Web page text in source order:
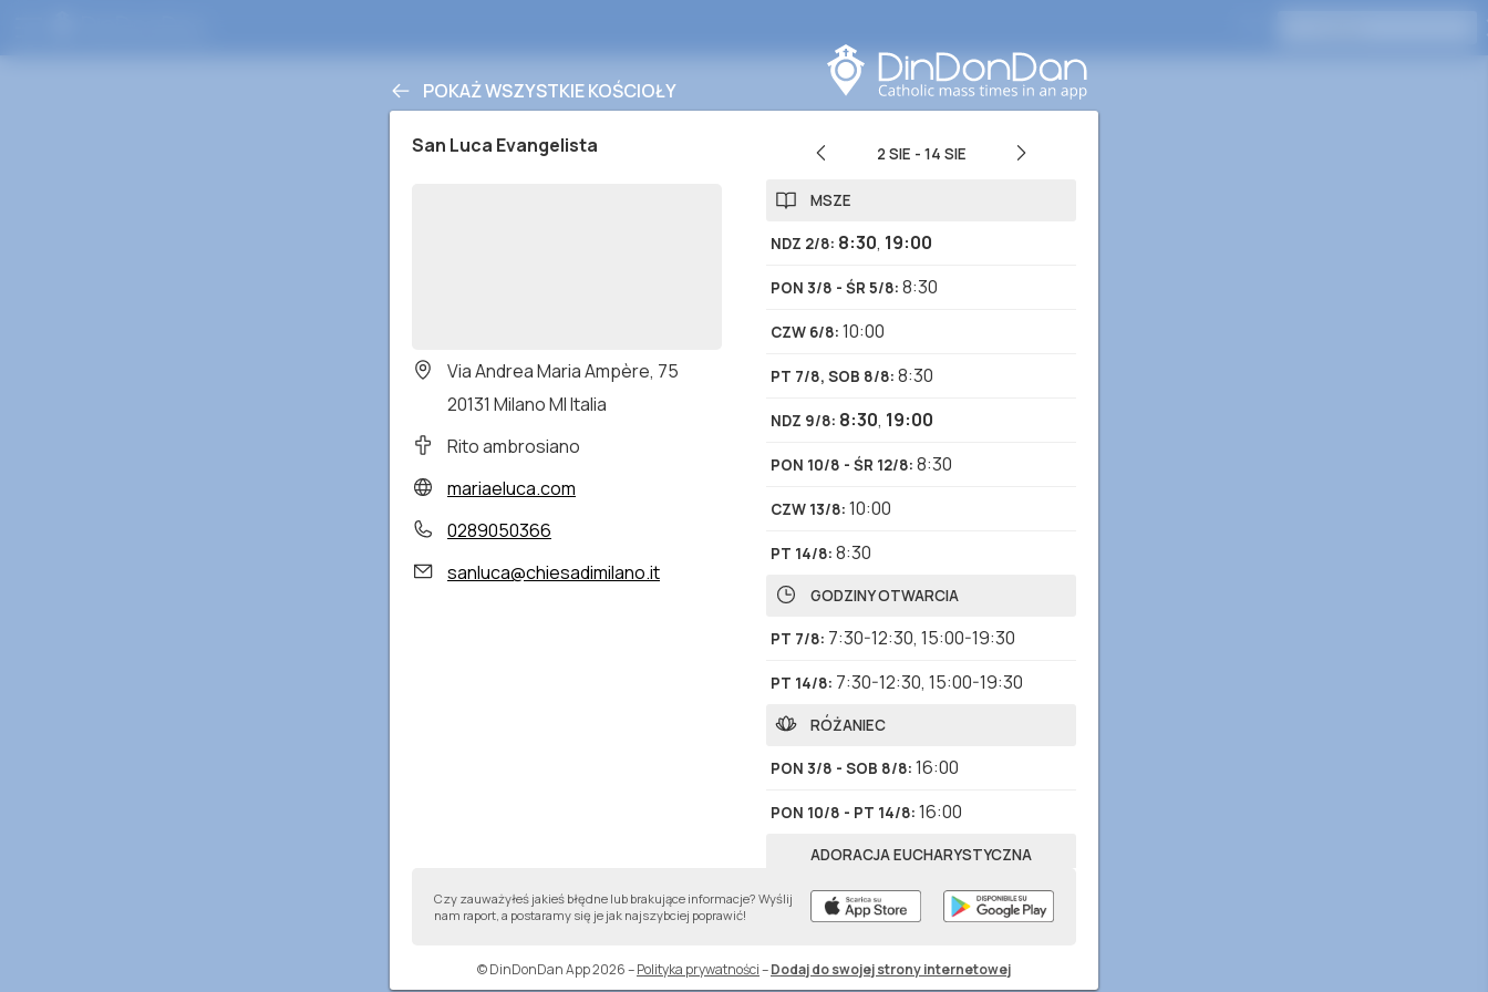
POKAŻ WSZYSTKIE KOŚCIOŁY
San Luca Evangelista
Via Andrea Maria Ampère, 75
20131 Milano MI Italia
Rito ambrosiano
mariaeluca.com
0289050366
sanluca@chiesadimilano.it
2 SIE - 14 SIE
MSZE
NDZ 2/8: 8:30, 19:00
PON 3/8 - ŚR 5/8: 8:30
CZW 6/8: 10:00
PT 7/8, SOB 8/8: 8:30
NDZ 9/8: 8:30, 19:00
PON 10/8 - ŚR 12/8: 8:30
CZW 13/8: 10:00
PT 14/8: 8:30
GODZINY OTWARCIA
PT 7/8: 7:30-12:30, 15:00-19:30
PT 14/8: 7:30-12:30, 15:00-19:30
RÓŻANIEC
PON 3/8 - SOB 8/8: 16:00
PON 10/8 - PT 14/8: 16:00
ADORACJA EUCHARYSTYCZNA
CZW 6/8:10:30-11:30
Czy zauważyłeś jakieś błędne lub brakujące informacje? Wyślij
nam raport, a postaramy się je jak najszybciej poprawić!
© DinDonDan App 2026–Polityka prywatności–Dodaj do swojej strony internetowej